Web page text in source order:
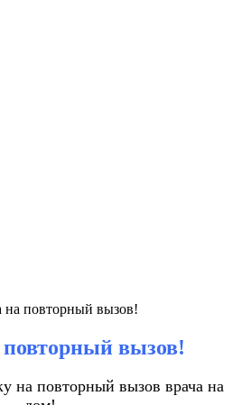
вызов!
на повторный вызов врача на